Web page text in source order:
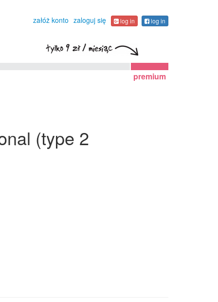
załóż konto zaloguj się log in log in
premium
(type 2